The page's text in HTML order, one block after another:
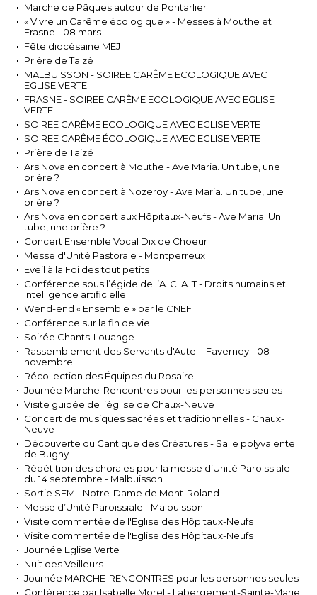
Marche de Pâques autour de Pontarlier
« Vivre un Carême écologique » - Messes à Mouthe et
Frasne - 08 mars
Fête diocésaine MEJ
Prière de Taizé
MALBUISSON - SOIREE CARÊME ECOLOGIQUE AVEC
EGLISE VERTE
FRASNE - SOIREE CARÊME ECOLOGIQUE AVEC EGLISE
VERTE
SOIREE CARÊME ECOLOGIQUE AVEC EGLISE VERTE
SOIREE CARÊME ÉCOLOGIQUE AVEC EGLISE VERTE
Prière de Taizé
Ars Nova en concert à Mouthe - Ave Maria. Un tube, une
prière ?
Ars Nova en concert à Nozeroy - Ave Maria. Un tube, une
prière ?
Ars Nova en concert aux Hôpitaux-Neufs - Ave Maria. Un
tube, une prière ?
Concert Ensemble Vocal Dix de Choeur
Messe d'Unité Pastorale - Montperreux
Eveil à la Foi des tout petits
Conférence sous l’égide de l’A. C. A. T - Droits humains et
intelligence artificielle
Wend-end « Ensemble » par le CNEF
Conférence sur la fin de vie
Soirée Chants-Louange
Rassemblement des Servants d'Autel - Faverney - 08
novembre
Récollection des Équipes du Rosaire
Journée Marche-Rencontres pour les personnes seules
Visite guidée de l’église de Chaux-Neuve
Concert de musiques sacrées et traditionnelles - Chaux-
Neuve
Découverte du Cantique des Créatures - Salle polyvalente
de Bugny
Répétition des chorales pour la messe d’Unité Paroissiale
du 14 septembre - Malbuisson
Sortie SEM - Notre-Dame de Mont-Roland
Messe d’Unité Paroissiale - Malbuisson
Visite commentée de l'Eglise des Hôpitaux-Neufs
Visite commentée de l'Eglise des Hôpitaux-Neufs
Journée Eglise Verte
Nuit des Veilleurs
Journée MARCHE-RENCONTRES pour les personnes seules
Conférence par Isabelle Morel - Labergement-Sainte-Marie